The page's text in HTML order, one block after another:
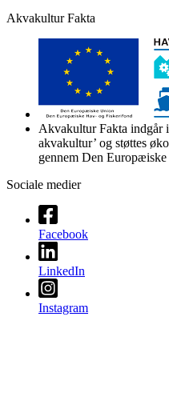
Akvakultur Fakta
Akvakultur Fakta indgår
akvakultur’ og støttes
gennem Den
Sociale medier
Facebook
LinkedIn
Instagram